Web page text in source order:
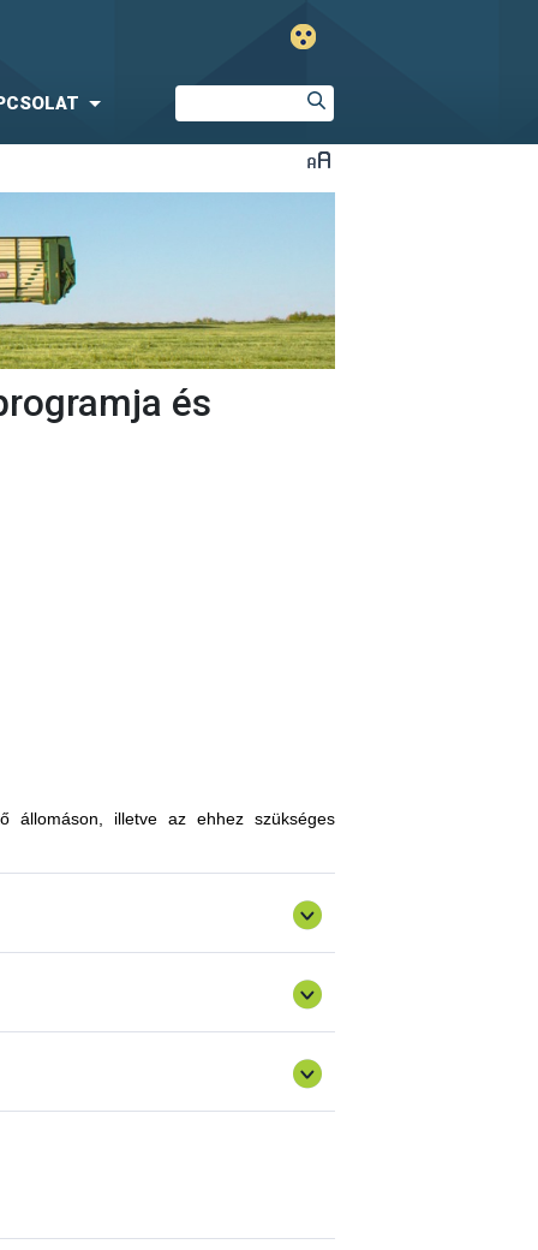
és
állomáson, illetve az ehhez szükséges
limitálhatóak a mezőgazdasági
kártevőkkel szembeni ellenálló
a hagyományostól eltérő jellegű tudás
gazdagodhatnak, a fajtahasználaton
innovatív ismereteket, növénykultúrákat
csökkenthetik a szennyezőanyag
alkalmas fajták vizsgálata